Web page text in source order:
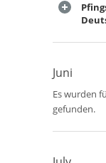
Juni
Es wurden
gefunden.